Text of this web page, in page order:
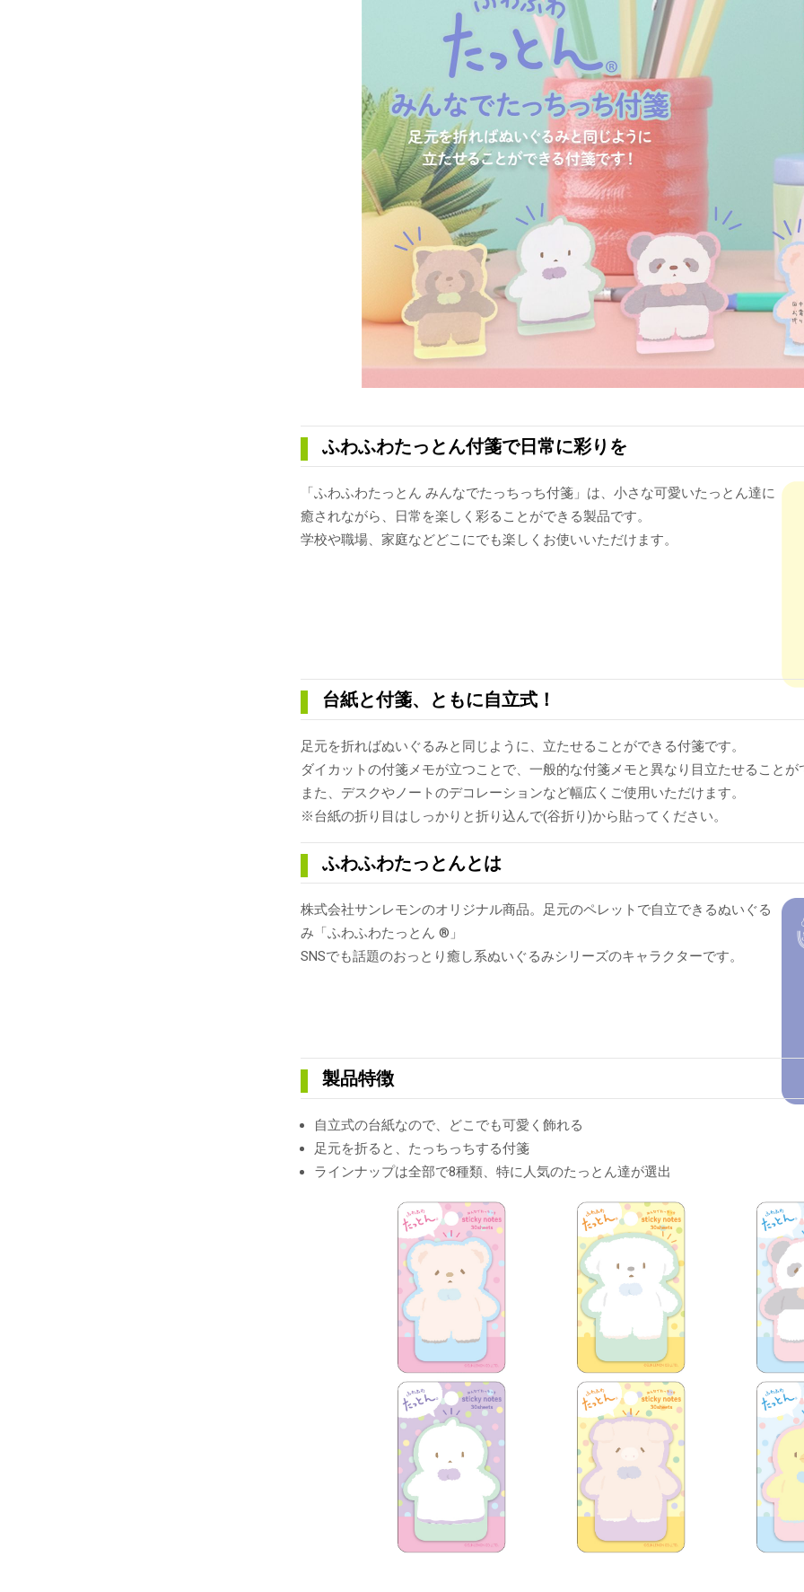
ふわふわたっとん付箋で日常に彩りを
「ふわふわたっとん みんなでたっちっち付箋」は、小さな可愛いたっとん達に
癒されながら、日常を楽しく彩ることができる製品です。
学校や職場、家庭などどこにでも楽しくお使いいただけます。
台紙と付箋、ともに自立式！
足元を折ればぬいぐるみと同じように、立たせることができる付箋です。
ダイカットの付箋メモが立つことで、一般的な付箋メモと異なり目立たせること
また、デスクやノートのデコレーションなど幅広くご使用いただけます。
※台紙の折り目はしっかりと折り込んで(谷折り)から貼ってください。
ふわふわたっとんとは
株式会社サンレモンのオリジナル商品。足元のペレットで自立できるぬいぐる
み「ふわふわたっとん ®」
SNSでも話題のおっとり癒し系ぬいぐるみシリーズのキャラクターです。
製品特徴
自立式の台紙なので、どこでも可愛く飾れる
足元を折ると、たっちっちする付箋
ラインナップは全部で8種類、特に人気のたっとん達が選出